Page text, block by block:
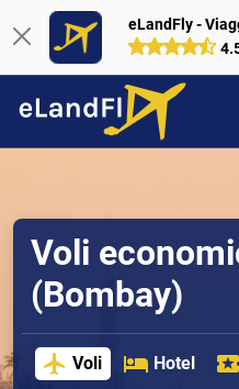
eLandFly -
Voli
(Bombay)
Voli Hotel